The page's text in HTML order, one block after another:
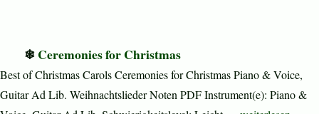
Ceremonies for Christmas
Best of Christmas Carols Ceremonies for Christmas Piano & Voice,
Guitar Ad Lib. Weihnachtslieder Noten PDF Instrument(e): Piano &